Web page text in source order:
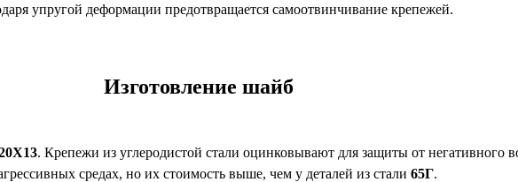
упругой деформации предотвращается самоотвинчивание крепежей.
Изготовление шайб
. Крепежи из углеродистой стали оцинковывают для защиты от
средах, но их стоимость выше, чем у деталей из стали 65Г.